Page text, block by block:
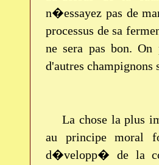
n�essayez pas de
processus de sa
ne sera pas bon. On
d'autres
La chose la plus
au principe moral
d�velopp� de la